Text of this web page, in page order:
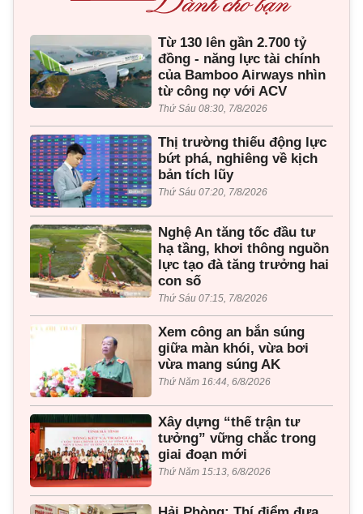
Từ 130 lên gần 2.700 tỷ
đồng - năng lực tài chính
của Bamboo Airways nhìn
từ công nợ với ACV
Thứ Sáu 08:30, 7/8/2026
Thị trường thiếu động lực
bứt phá, nghiêng về kịch
bản tích lũy
Thứ Sáu 07:20, 7/8/2026
Nghệ An tăng tốc đầu tư
hạ tầng, khơi thông nguồn
lực tạo đà tăng trưởng hai
con số
Thứ Sáu 07:15, 7/8/2026
Xem công an bắn súng
giữa màn khói, vừa bơi
vừa mang súng AK
Thứ Năm 16:44, 6/8/2026
Xây dựng “thế trận tư
tưởng” vững chắc trong
giai đoạn mới
Thứ Năm 15:13, 6/8/2026